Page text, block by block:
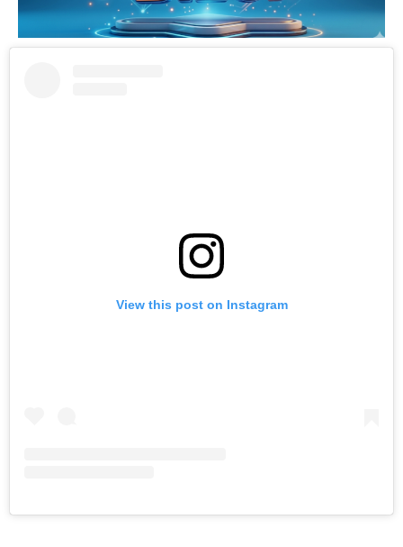
View this post on Instagram